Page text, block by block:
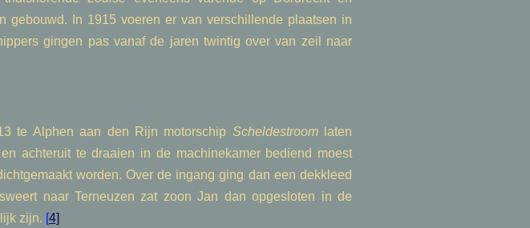
gebouwd. In 1915 voeren er van verschillende plaatsen in
gingen pas vanaf de jaren twintig over van zeil naar
te Alphen aan den Rijn motorschip Scheldestroomlaten
achteruit te draaien in de machinekamer bediend moest
worden. Over de ingang ging dan een dekkleed
naar Terneuzen zat zoon Jan dan opgesloten in de
zijn. [4]